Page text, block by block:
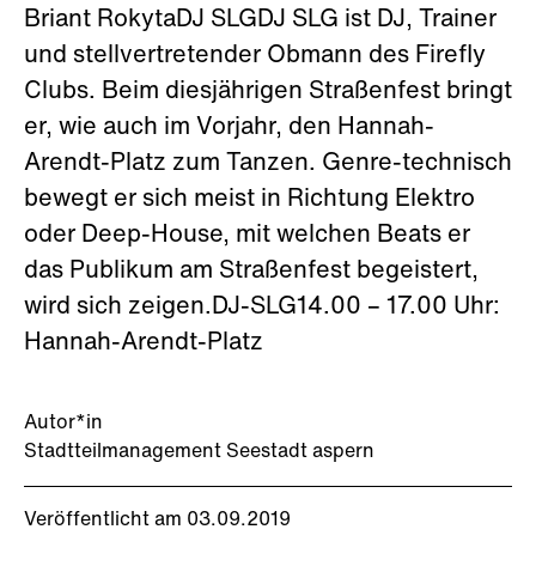
Autor*in
Stadtteilmanagement Seestadt aspern
Veröffentlicht am 03.09.2019
Briant RokytaDJ SLGDJ SLG ist DJ, Trainer
und stellvertretender Obmann des Firefly
Clubs. Beim diesjährigen Straßenfest bringt
er, wie auch im Vorjahr, den Hannah-
Arendt-Platz zum Tanzen. Genre-technisch
bewegt er sich meist in Richtung Elektro
oder Deep-House, mit welchen Beats er
das Publikum am Straßenfest begeistert,
wird sich zeigen.DJ-SLG14.00 – 17.00 Uhr:
Hannah-Arendt-Platz